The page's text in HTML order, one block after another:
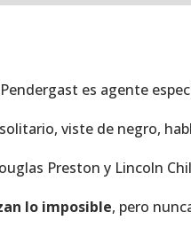
es agente
viste de negro,
Preston y Lincoln
lo imposible, pero